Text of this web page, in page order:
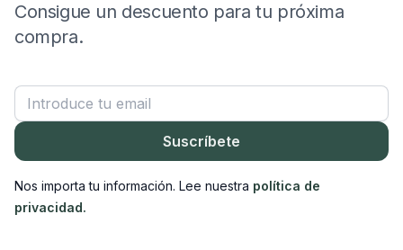
Consigue un descuento para tu próxima
compra.
Correo electrónico
Suscríbete
Nos importa tu información. Lee nuestra política de
privacidad.